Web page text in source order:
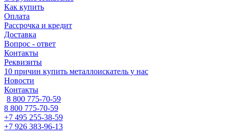
Как купить
Оплата
Рассрочка и кредит
Доставка
Вопрос - ответ
Контакты
Реквизиты
10 причин купить металлоискатель у нас
Новости
Контакты
8 800 775-70-59
8 800 775-70-59
+7 495 255-38-59
+7 926 383-96-13